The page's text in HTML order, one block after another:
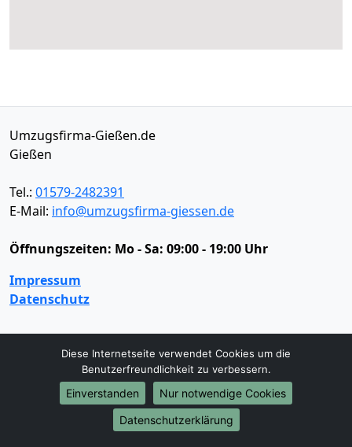
Umzugsfirma-Gießen.de
Gießen
Tel.: 01579-2482391
E-Mail: info@umzugsfirma-giessen.de
Öffnungszeiten: Mo - Sa: 09:00 - 19:00 Uhr
Impressum
Datenschutz
Umzugsservice
Umzugsservice Behördenumzug
Büroumzug
Fernumzug
Firmenumzug
Laborumzug
Praxisumzug
Privatumzug
Diese Internetseite verwendet Cookies um die
Benutzerfreundlichkeit zu verbessern.
Einverstanden
Nur notwendige Cookies
Datenschutzerklärung